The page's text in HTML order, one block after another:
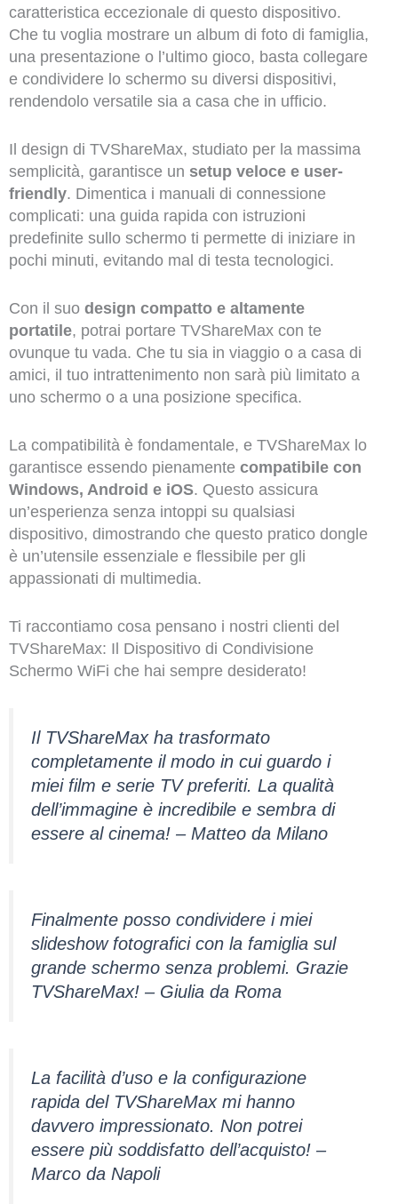
caratteristica eccezionale di questo dispositivo.
Che tu voglia mostrare un album di foto di famiglia,
una presentazione o l’ultimo gioco, basta collegare
e condividere lo schermo su diversi dispositivi,
rendendolo versatile sia a casa che in ufficio.
Il design di TVShareMax, studiato per la massima
semplicità, garantisce un setup veloce e user-
friendly. Dimentica i manuali di connessione
complicati: una guida rapida con istruzioni
predefinite sullo schermo ti permette di iniziare in
pochi minuti, evitando mal di testa tecnologici.
Con il suo design compatto e altamente
portatile, potrai portare TVShareMax con te
ovunque tu vada. Che tu sia in viaggio o a casa di
amici, il tuo intrattenimento non sarà più limitato a
uno schermo o a una posizione specifica.
La compatibilità è fondamentale, e TVShareMax lo
garantisce essendo pienamente compatibile con
Windows, Android e iOS. Questo assicura
un’esperienza senza intoppi su qualsiasi
dispositivo, dimostrando che questo pratico dongle
è un’utensile essenziale e flessibile per gli
appassionati di multimedia.
Ti raccontiamo cosa pensano i nostri clienti del
TVShareMax: Il Dispositivo di Condivisione
Schermo WiFi che hai sempre desiderato!
Il TVShareMax ha trasformato
completamente il modo in cui guardo i
miei film e serie TV preferiti. La qualità
dell’immagine è incredibile e sembra di
essere al cinema! – Matteo da Milano
Finalmente posso condividere i miei
slideshow fotografici con la famiglia sul
grande schermo senza problemi. Grazie
TVShareMax! – Giulia da Roma
La facilità d’uso e la configurazione
rapida del TVShareMax mi hanno
davvero impressionato. Non potrei
essere più soddisfatto dell’acquisto! –
Marco da Napoli